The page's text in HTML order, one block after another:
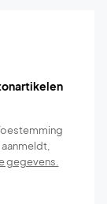
gegevens.